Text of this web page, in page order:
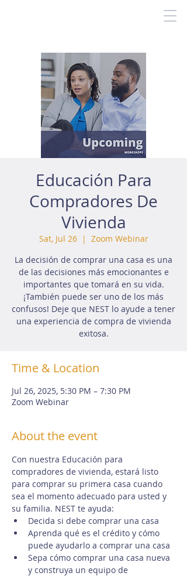
Educación Para
Compradores De
Vivienda
Sat, Jul 26
  |
Zoom Webinar
La decisión de comprar una casa es una
de las decisiones más emocionantes e
importantes que tomará en su vida.
¡También puede ser uno de los más
confusos! Deje que NEST lo ayude a tener
una experiencia de compra de vivienda
exitosa.
Time & Location
Jul 26, 2025, 5:30 PM – 7:30 PM
Zoom Webinar
About the event
Con nuestra Educación para
compradores de vivienda, estará listo
para comprar su primera casa cuando
sea el momento adecuado para usted y
su familia. NEST te ayuda:
Decida si debe comprar una casa
Aprenda qué es el crédito y cómo
puede ayudarlo a comprar una casa
Sepa cómo comprar una casa nueva
y construya un equipo de